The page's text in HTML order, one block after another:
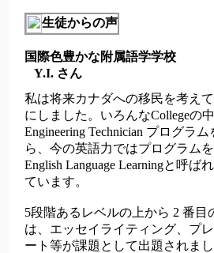
生徒からの声
国際色豊かな附属語学学校
Y.I. さん
私は将来カナダへの移民を考え
にしました。いろんなCollegeの
Engineering Technician プログラ
ら、今の英語力ではプログラム
English Language Learningと呼
ています。
5段階あるレベルの上から 2 番
は、エッセイライティング、プ
ート等が課題として出題されま